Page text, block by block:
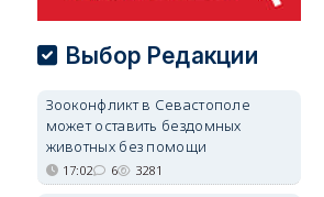
Выбор Редакции
Зооконфликт в Севастополе
может оставить бездомных
животных без помощи
17:02 6 3281